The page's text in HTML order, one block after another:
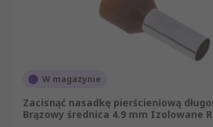
W magazynie
Zacisnąć nasadkę pierścieniową
Brązowy średnica 4.9 mm Izolowane